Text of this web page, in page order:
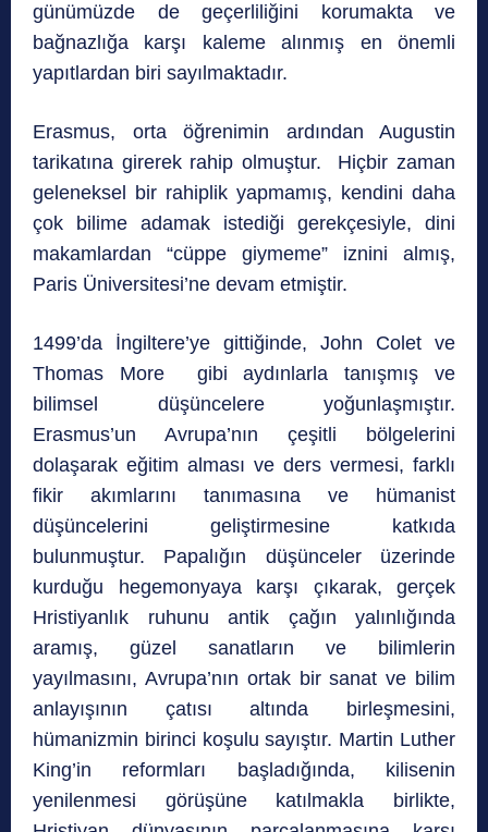
günümüzde de geçerliliğini korumakta ve
bağnazlığa karşı kaleme alınmış en önemli
yapıtlardan biri sayılmaktadır.
Erasmus, orta öğrenimin ardından Augustin
tarikatına girerek rahip olmuştur. Hiçbir zaman
geleneksel bir rahiplik yapmamış, kendini daha
çok bilime adamak istediği gerekçesiyle, dini
makamlardan “cüppe giymeme” iznini almış,
Paris Üniversitesi’ne devam etmiştir.
1499’da İngiltere’ye gittiğinde, John Colet ve
Thomas More gibi aydınlarla tanışmış ve
bilimsel düşüncelere yoğunlaşmıştır.
Erasmus’un Avrupa’nın çeşitli bölgelerini
dolaşarak eğitim alması ve ders vermesi, farklı
fikir akımlarını tanımasına ve hümanist
düşüncelerini geliştirmesine katkıda
bulunmuştur. Papalığın düşünceler üzerinde
kurduğu hegemonyaya karşı çıkarak, gerçek
Hristiyanlık ruhunu antik çağın yalınlığında
aramış, güzel sanatların ve bilimlerin
yayılmasını, Avrupa’nın ortak bir sanat ve bilim
anlayışının çatısı altında birleşmesini,
hümanizmin birinci koşulu sayıştır. Martin Luther
King’in reformları başladığında, kilisenin
yenilenmesi görüşüne katılmakla birlikte,